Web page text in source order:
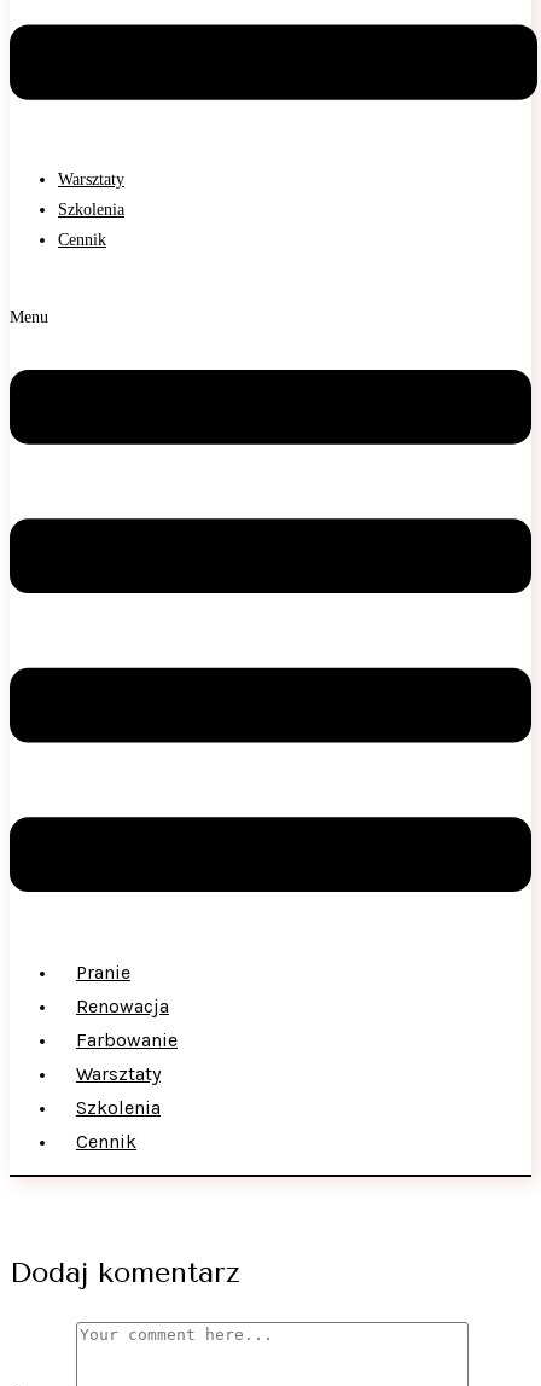
Warsztaty
Szkolenia
Cennik
Menu
Pranie
Renowacja
Farbowanie
Warsztaty
Szkolenia
Cennik
Dodaj komentarz